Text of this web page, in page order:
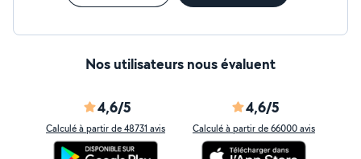
Nos utilisateurs nous évaluent
4,6/5
Calculé à partir de 48731 avis
4,6/5
Calculé à partir de 66000 avis